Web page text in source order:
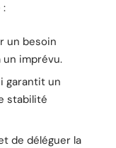
:
un besoin
imprévu.
garantit un
stabilité
de déléguer la